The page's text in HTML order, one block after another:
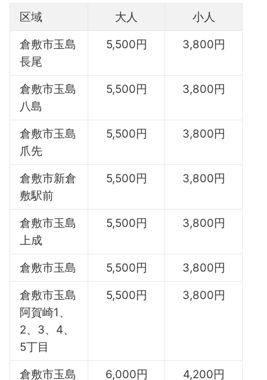
区域 大人
小人
倉敷市玉島
長尾
5,500円 3,800円
倉敷市玉島
八島
5,500円 3,800円
倉敷市玉島
爪先
5,500円 3,800円
倉敷市新倉
敷駅前
5,500円 3,800円
倉敷市玉島
上成
5,500円 3,800円
倉敷市玉島 5,500円
3,800円
倉敷市玉島
阿賀崎1、
2、3、4、
5丁目
5,500円 3,800円
倉敷市玉島 6,000円 4,200円